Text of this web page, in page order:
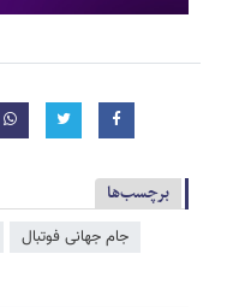
برچسب‌ها
جام جهانی فوتبال